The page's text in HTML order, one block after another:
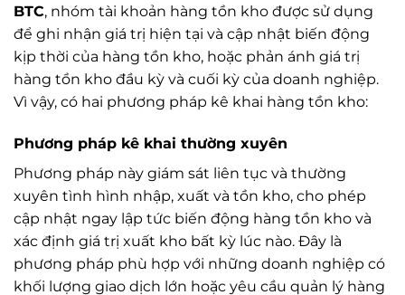
BTC, nhóm tài khoản hàng tồn kho được sử dụng
để ghi nhận giá trị hiện tại và cập nhật biến động
kịp thời của hàng tồn kho, hoặc phản ánh giá trị
hàng tồn kho đầu kỳ và cuối kỳ của doanh nghiệp.
Vì vậy, có hai phương pháp kê khai hàng tồn kho:
Phương pháp kê khai thường xuyên
Phương pháp này giám sát liên tục và thường
xuyên tình hình nhập, xuất và tồn kho, cho phép
cập nhật ngay lập tức biến động hàng tồn kho và
xác định giá trị xuất kho bất kỳ lúc nào. Đây là
phương pháp phù hợp với những doanh nghiệp có
khối lượng giao dịch lớn hoặc yêu cầu quản lý hàng